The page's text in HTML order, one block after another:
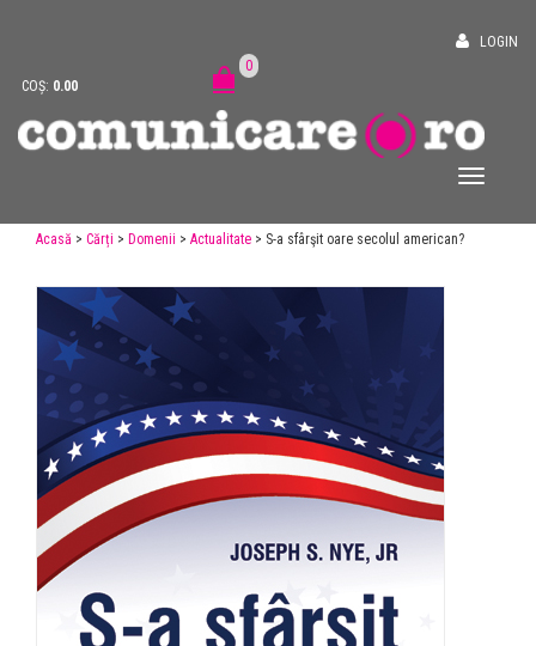
LOGIN
COȘ: 0.00
0
Acasă > Cărți > Domenii > Actualitate > S-a sfârşit oare secolul american?